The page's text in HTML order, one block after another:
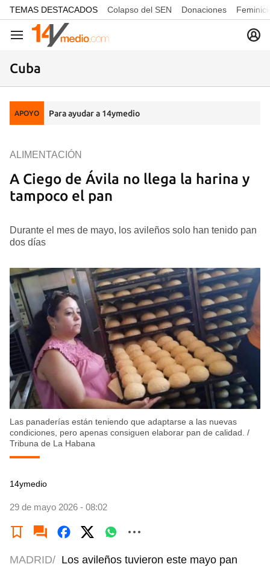
common.go-to-content
TEMAS DESTACADOS Colapso del SEN Donaciones
Navegación
Cuba
APOYO Para ayudar a 14ymedio
A Ciego de Ávila no llega la harina y
tampoco el pan
ALIMENTACIÓN
Durante el mes de mayo, los avileños solo han tenido pan
dos días
Las panaderías están teniendo que adaptarse a las nuevas
condiciones, pero apenas consiguen elaborar pan de calidad. /
Tribuna de La Habana
14ymedio
29 de mayo 2026 - 08:02
MADRID/ Los avileños tuvieron este mayo pan